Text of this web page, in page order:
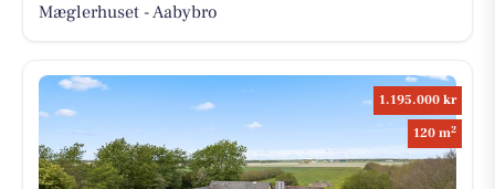
Mæglerhuset - Aabybro
1.195.000 kr
120 m2